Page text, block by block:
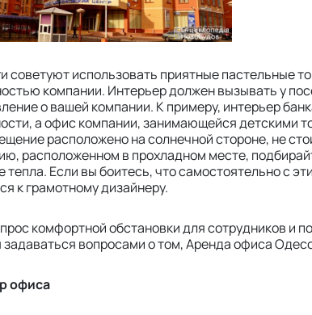
советуют использовать приятные пастельные
компании. Интерьер должен вызывать у
о вашей компании. К примеру, интерьер
а офис компании, занимающейся детскими
расположено на солнечной стороне, не
расположенном в прохладном месте,
тепла. Если вы боитесь, что самостоятельно с
к грамотному дизайнеру.
комфортной обстановки для сотрудников и
вопросами о том, Аренда офиса
офиса